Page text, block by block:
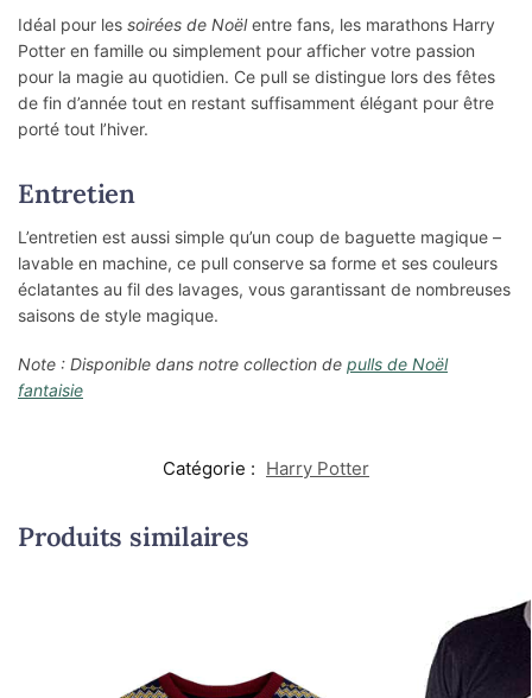
Idéal pour les soirées de Noëlentre fans, les marathons Harry
Potter en famille ou simplement pour afficher votre passion
pour la magie au quotidien. Ce pull se distingue lors des fêtes
de fin d’année tout en restant suffisamment élégant pour être
porté tout l’hiver.
Entretien
L’entretien est aussi simple qu’un coup de baguette magique –
lavable en machine, ce pull conserve sa forme et ses couleurs
éclatantes au fil des lavages, vous garantissant de nombreuses
saisons de style magique.
Note : Disponible dans notre collection de pulls de Noël
fantaisie
Catégorie : Harry Potter
Produits similaires